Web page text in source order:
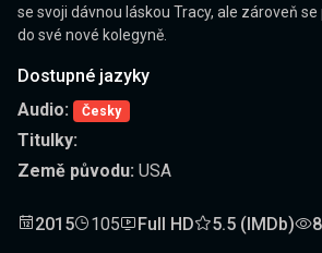
se svoji dávnou láskou Tracy, ale zároveň
do své nové kolegyně.
Dostupné jazyky
Audio:
Česky
Titulky:
Země původu: USA
2015 105 Full HD 5.5 (IMDb)